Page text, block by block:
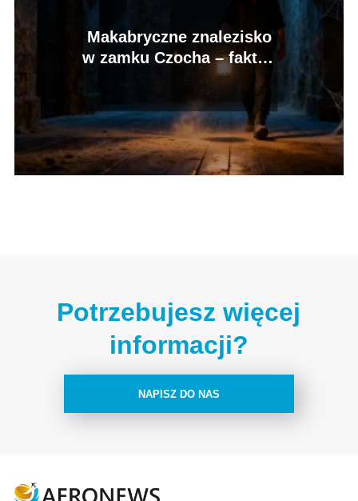
Makabryczne znalezisko
w zamku Czocha – fakty i
Potrzebujesz więcej
informacji?
NAPISZ DO NAS